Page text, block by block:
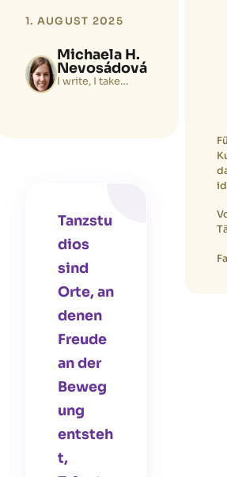
1. AUGUST 2025
Michaela H.
Nevosádová
I write, I take
Tanzstu
dios
sind
Orte, an
denen
Freude
an der
Beweg
ung
entsteh
t,